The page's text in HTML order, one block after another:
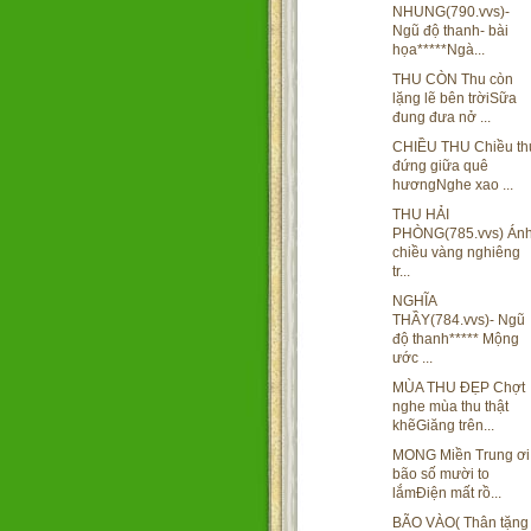
NHUNG(790.vvs)-
Ngũ độ thanh- bài
họa*****Ngà...
THU CÒN Thu còn
lặng lẽ bên trờiSữa
đung đưa nở ...
CHIỀU THU Chiều
đứng giữa quê
hươngNghe xao ...
THU HẢI
PHÒNG(785.vvs)
chiều vàng nghiêng
tr...
NGHĨA
THẦY(784.vvs)- Ngũ
độ thanh***** Mộng
ước ...
MÙA THU ĐẸP Chợt
nghe mùa thu thật
khẽGiăng trên...
MONG Miền Trung ơi
bão số mười to
lắmĐiện mất rồ...
BÃO VÀO( Thân tặng